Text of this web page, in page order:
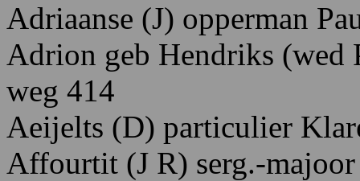
Adriaanse (J) opperman
Adrion geb Hendriks (wed
weg 414
Aeijelts (D) particulier
Affourtit (J R) serg.-